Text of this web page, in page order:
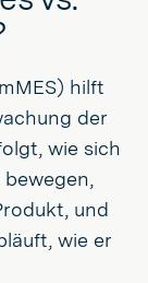
hilft
der
wie sich
und
wie er